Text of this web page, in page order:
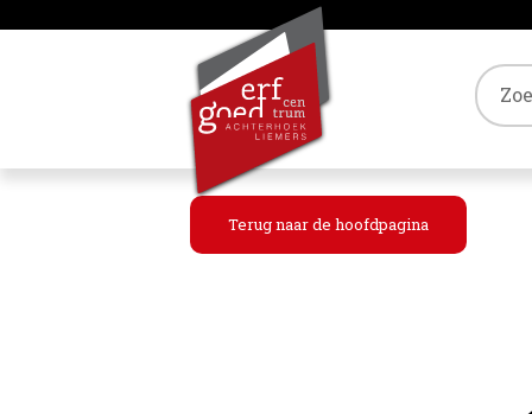
Terug naar de hoofdpagina